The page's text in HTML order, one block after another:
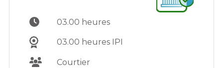
03.00 heures
03.00 heures IPI
Courtier